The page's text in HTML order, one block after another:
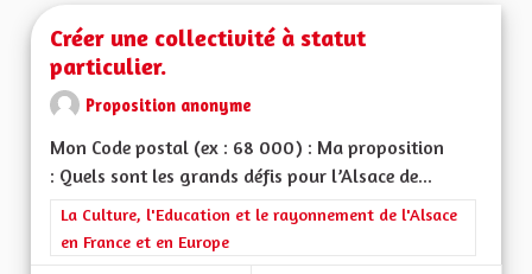
Créer une collectivité à statut
particulier.
Proposition anonyme
Mon Code postal (ex : 68 000) : Ma proposition
: Quels sont les grands défis pour l’Alsace de...
Filtrer les résultats de la catégorie : La Culture, l'Education et
La Culture, l'Education et le rayonnement de l'Alsace
en France et en Europe